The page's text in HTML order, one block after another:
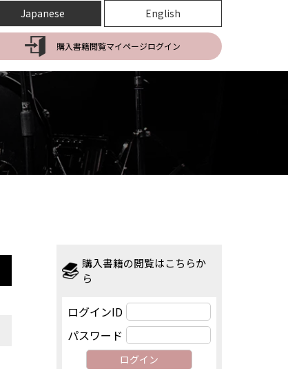
Japanese English
購入書籍閲覧マイページログイン
購入書籍の閲覧はこちらか
ら
ログインID
パスワード